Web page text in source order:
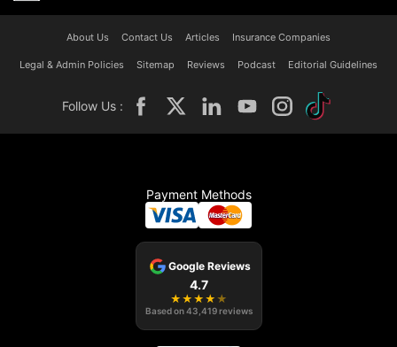
About Us Contact Us Articles Insurance Companies
Legal & Admin Policies Sitemap Reviews Podcast Editorial Guidelines
Follow Us :
Payment Methods
Google Reviews
4.7
★ ★ ★ ★ ★
Based on43,419 reviews